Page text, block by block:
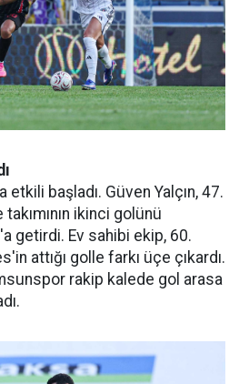
etkili başladı. Güven Yalçın, 47.
ikinci golünü
getirdi. Ev sahibi ekip, 60.
attığı golle farkı üçe çıkardı.
rakip kalede gol arasa